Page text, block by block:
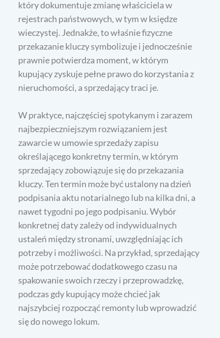
który dokumentuje zmianę właściciela w
rejestrach państwowych, w tym w księdze
wieczystej. Jednakże, to właśnie fizyczne
przekazanie kluczy symbolizuje i jednocześnie
prawnie potwierdza moment, w którym
kupujący zyskuje pełne prawo do korzystania z
nieruchomości, a sprzedający traci je.
W praktyce, najczęściej spotykanym i zarazem
najbezpieczniejszym rozwiązaniem jest
zawarcie w umowie sprzedaży zapisu
określającego konkretny termin, w którym
sprzedający zobowiązuje się do przekazania
kluczy. Ten termin może być ustalony na dzień
podpisania aktu notarialnego lub na kilka dni, a
nawet tygodni po jego podpisaniu. Wybór
konkretnej daty zależy od indywidualnych
ustaleń między stronami, uwzględniając ich
potrzeby i możliwości. Na przykład, sprzedający
może potrzebować dodatkowego czasu na
spakowanie swoich rzeczy i przeprowadzkę,
podczas gdy kupujący może chcieć jak
najszybciej rozpocząć remonty lub wprowadzić
się do nowego lokum.